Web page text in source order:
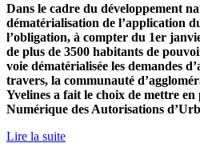
Dans le cadre du développement
dématérialisation de l’application
l’obligation, à compter du 1er
de plus de 3500 habitants de
voie dématérialisée les demandes
travers, la communauté
Yvelines a fait le choix de mettre en
Numérique des Autorisations
Lire la suite